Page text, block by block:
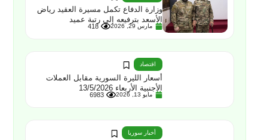
وزارة الدفاع تكمل مسيرة العقيد رياض
الأسعد بترفيعه إلى رتبة عميد
مارس 29, 2026 418
اقتصاد
أسعار الليرة السورية مقابل العملات
الأجنبية الأربعاء 13/5/2026
مايو 13, 2026 6983
أخبار سوريا